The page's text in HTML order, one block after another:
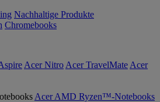
Nachhaltige Produkte
Chromebooks
Acer Nitro Acer TravelMate Acer
Acer AMD Ryzen™-Notebooks